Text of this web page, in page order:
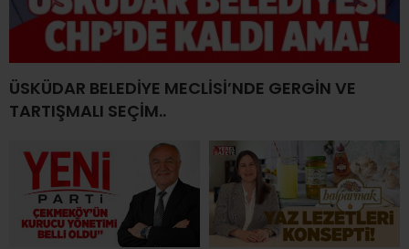
ÜSKÜDAR BELEDİYE MECLİSİ’NDE GERGİN VE
TARTIŞMALI SEÇİM..